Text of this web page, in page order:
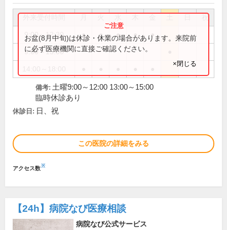
祝
9:00～12:30 ● ● ● ● ●
9:00～15:00
お盆(8月中旬)は休診・休業の場合があります。来院前
に必ず医療機関に直接ご確認ください。
×閉じる
備考: 土曜9:00～12:00 13:00～15:00
臨時休診あり
休診日: 日、祝
この医院の詳細をみる
アクセス数※
【24h】 病院なび医療相談
病院なび公式サービス